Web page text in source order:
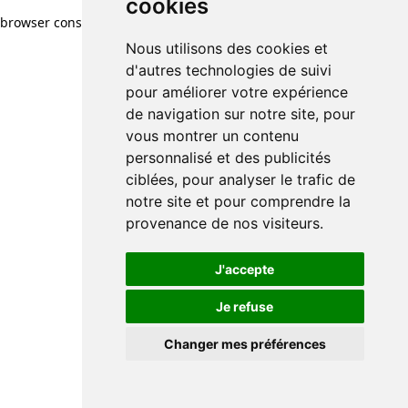
cookies
Nous utilisons des cookies et
d'autres technologies de suivi
pour améliorer votre expérience
de navigation sur notre site, pour
vous montrer un contenu
personnalisé et des publicités
ciblées, pour analyser le trafic de
notre site et pour comprendre la
provenance de nos visiteurs.
J'accepte
Je refuse
Changer mes préférences
browser console for more information)